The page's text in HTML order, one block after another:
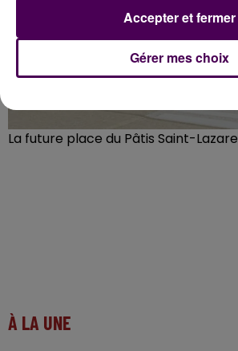
La future place du Pâtis Saint-Lazare
À LA UNE
Gérer mes choix
Accepter et fermer